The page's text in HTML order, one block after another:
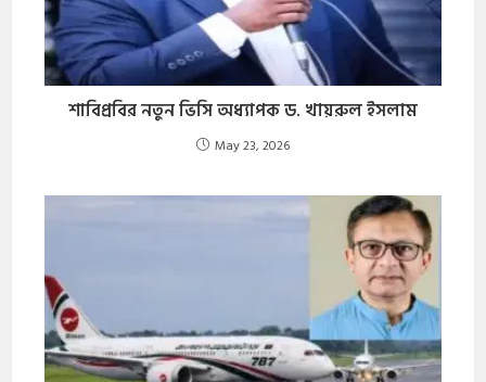
শাবিপ্রবির নতুন ভিসি অধ্যাপক ড. খায়রুল ইসলাম
May 23, 2026